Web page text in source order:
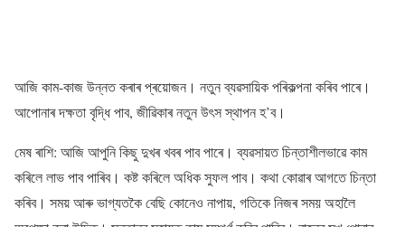
আজি কাম-কাজ উন্নত কৰাৰ প্ৰয়োজন। নতুন ব্যৱসায়িক পৰিকল্পনা কৰিব পাৰে।
আপোনাৰ দক্ষতা বৃদ্ধি পাব, জীৱিকাৰ নতুন উৎস স্থাপন হ’ব।
মেষ ৰাশি: আজি আপুনি কিছু দুখৰ খবৰ পাব পাৰে। ব্যৱসায়ত চিন্তাশীলভাৱে কাম
কৰিলে লাভ পাব পাৰিব। কষ্ট কৰিলে অধিক সুফল পাব। কথা কোৱাৰ আগতে চিন্তা
কৰিব। সময় আৰু ভাগ্যতকৈ বেছি কোনেও নাপায়, গতিকে নিজৰ সময় অহালৈ